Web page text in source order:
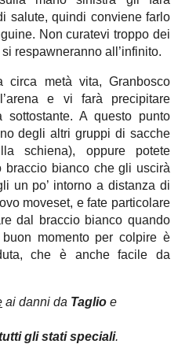
salute, quindi conviene farlo
Non curatevi troppo dei
respawneranno all’infinito.
metà vita, Granbosco
e vi farà precipitare
A questo punto
degli altri gruppi di sacche
schiena), oppure potete
braccio bianco che gli uscirà
un po’ intorno a distanza di
moveset, e fate particolare
dal braccio bianco quando
momento per colpire è
che è anche facile da
ai danni da Taglio e
gli stati speciali.